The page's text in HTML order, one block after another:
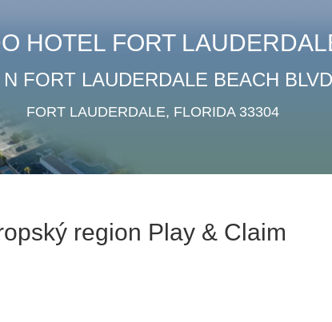
HOTEL FORT
N FORT LAUDERDALE BEACH
FORT LAUDERDALE, FLORIDA 33304
region Play & Claim